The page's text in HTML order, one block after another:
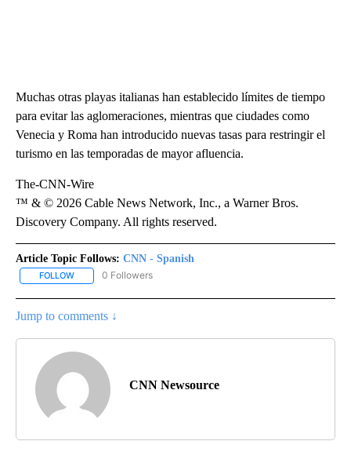
Muchas otras playas italianas han establecido límites de tiempo
para evitar las aglomeraciones, mientras que ciudades como
Venecia y Roma han introducido nuevas tasas para restringir el
turismo en las temporadas de mayor afluencia.
The-CNN-Wire
™ & © 2026 Cable News Network, Inc., a Warner Bros.
Discovery Company. All rights reserved.
Article Topic Follows: CNN - Spanish
FOLLOW FOLLOW "CNN - SPANISH" TO RECEIVE NOTIFICATIONS ABOUT
0 Followers
Jump to comments ↓
CNN Newsource